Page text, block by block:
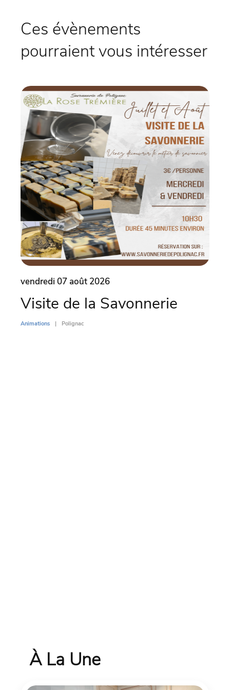
Ces évènements
pourraient vous intéresser
vendredi 07 août 2026
Visite de la Savonnerie
Animations Polignac
À La Une